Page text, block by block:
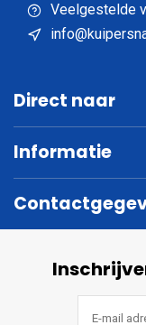
Veelgestelde
Direct naar
Informatie